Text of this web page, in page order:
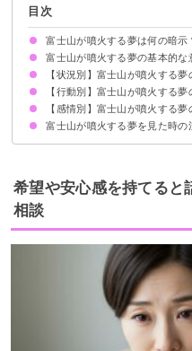
目次
富士山が噴火する夢は何の暗示
富士山が噴火する夢の基本的な
状況が好転する暗示
初夢で見ると全体運UP
状況によって意味が決まる
【状況別】富士山が噴火する夢
富士山が大噴火する夢【吉夢】
富士山が噴火して噴石が飛んで
富士山が噴火して死ぬ夢【吉
富士山が噴火して爆発する夢
富士山が噴火して溶岩が流れる
富士山の火口から噴煙が上が
富士山が噴火して二次災害が発
富士山が噴火して地割れする
富士山が噴火して地割れに落ち
富士山が噴火して火山灰が降
【行動別】富士山が噴火する夢
富士山が噴火して逃げる夢【
富士山が噴火して家族を置き去
富士山が噴火して写真を撮る
富士山が噴火して火口を覗く
富士山が噴火して驚く夢【吉
【感情別】富士山が噴火する夢
富士山が噴火したのを見てスッ
富士山が噴火したのを見てモヤ
富士山が噴火したのを見て泣い
富士山が噴火する夢を見た時の
吉夢なら人に話さないように
希望や安心感を持てると
相談